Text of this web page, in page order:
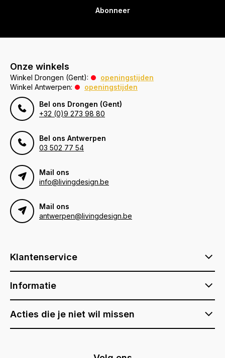
Abonneer
Onze winkels
Winkel Drongen (Gent):
openingstijden
Winkel Antwerpen:
openingstijden
Bel ons Drongen (Gent)
+32 (0)9 273 98 80
Bel ons Antwerpen
03 502 77 54
Mail ons
info@livingdesign.be
Mail ons
antwerpen@livingdesign.be
Klantenservice
Informatie
Acties die je niet wil missen